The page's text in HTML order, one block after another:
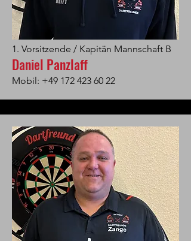
1. Vorsitzende / Kapitän Mannschaft B
Daniel Panzlaff
Mobil: +49 172 423 60 22